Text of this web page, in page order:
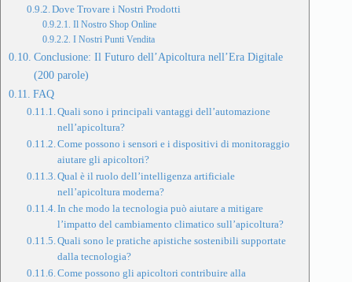
Dove Trovare i Nostri Prodotti
Il Nostro Shop Online
I Nostri Punti Vendita
Conclusione: Il Futuro dell’Apicoltura nell’Era Digitale
(200 parole)
FAQ
Quali sono i principali vantaggi dell’automazione
nell’apicoltura?
Come possono i sensori e i dispositivi di monitoraggio
aiutare gli apicoltori?
Qual è il ruolo dell’intelligenza artificiale
nell’apicoltura moderna?
In che modo la tecnologia può aiutare a mitigare
l’impatto del cambiamento climatico sull’apicoltura?
Quali sono le pratiche apistiche sostenibili supportate
dalla tecnologia?
Come possono gli apicoltori contribuire alla